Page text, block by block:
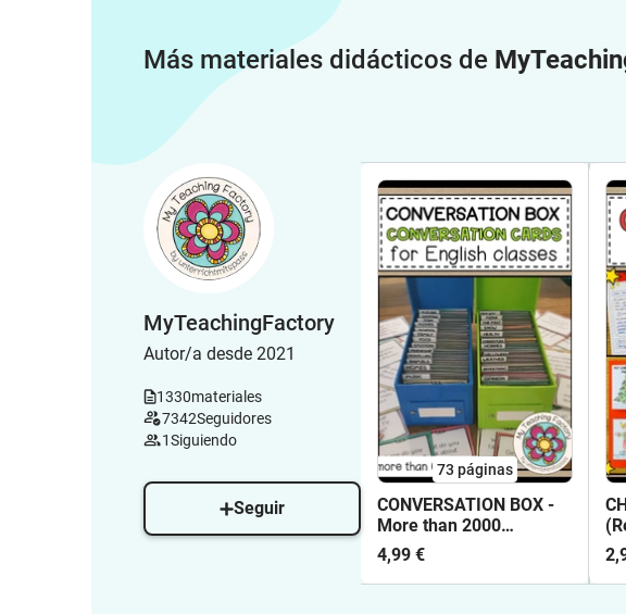
Más materiales didácticos de
MyTeachingFactory
Autor/a desde 2021
1330materiales
7342Seguidores
1Siguiendo
Seguir
73 páginas
CONVERSATION BOX -
More than 2000
Conversation Cards and
90 topics for English
classes
4,99 €